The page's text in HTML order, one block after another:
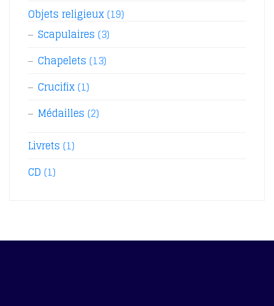
Objets religieux(19)
Scapulaires (3)
Chapelets (13)
Crucifix(1)
Médailles (2)
Livrets (1)
CD (1)